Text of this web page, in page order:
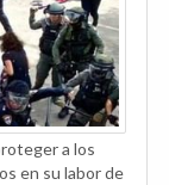
a los
en su labor de